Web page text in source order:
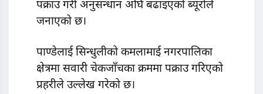
पक्राउ गरी अनुसन्धान अघि बढाइएको ब्यूरोले
जनाएको छ।
पाण्डेलाई सिन्धुलीको कमलामाई नगरपालिका
क्षेत्रमा सवारी चेकजाँचका क्रममा पक्राउ गरिएको
प्रहरीले उल्लेख गरेको छ।